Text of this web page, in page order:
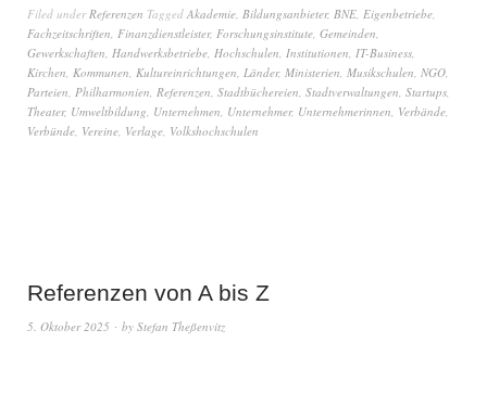
Filed underReferenzen Tagged Akademie, Bildungsanbieter, BNE, Eigenbetriebe,
Fachzeitschriften, Finanzdienstleister, Forschungsinstitute, Gemeinden,
Gewerkschaften, Handwerksbetriebe, Hochschulen, Institutionen, IT-Business,
Kirchen, Kommunen, Kultureinrichtungen, Länder, Ministerien, Musikschulen, NGO,
Parteien, Philharmonien, Referenzen, Stadtbüchereien, Stadtverwaltungen, Startups,
Theater, Umweltbildung, Unternehmen, Unternehmer, Unternehmerinnen, Verbände,
Verbünde, Vereine, Verlage, Volkshochschulen
Referenzen von A bis Z
5. Oktober 2025 by Stefan Theßenvitz